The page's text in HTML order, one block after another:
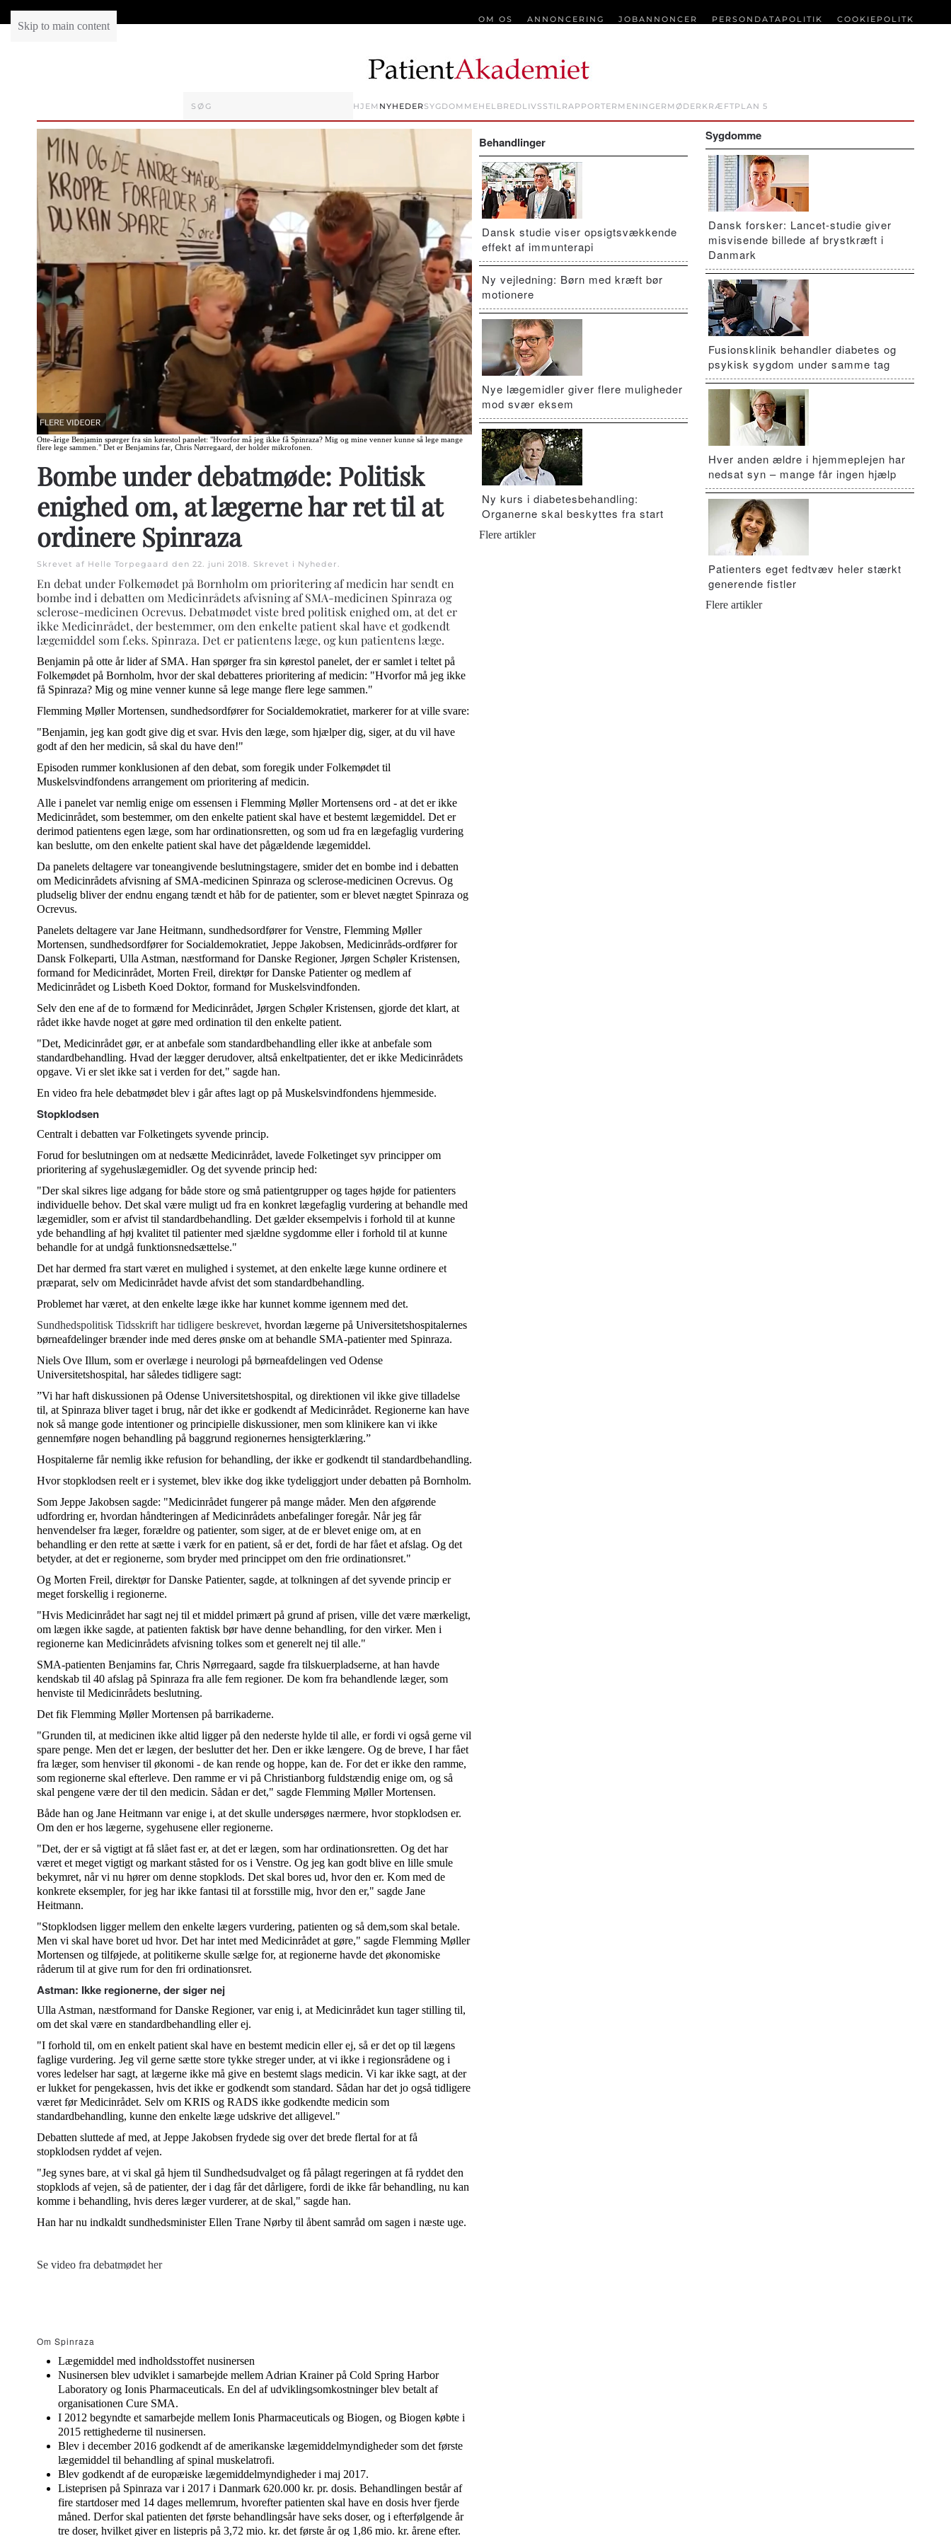
Skip to main content
OM OS ANNONCERING JOBANNONCER PERSONDATAPOLITIK COOKIEPOLITK
HJEM NYHEDERSYGDOMMEHELBREDLIVSSTILRAPPORTER MENINGER MØDER KRÆFTPLAN 5
Otte-årige Benjamin spørger fra sin kørestol panelet: "Hvorfor må jeg ikke få Spinraza? Mig og mine venner kunne så lege mange
flere lege sammen." Det er Benjamins far, Chris Nørregaard, der holder mikrofonen.
Bombe under debatmøde: Politisk
enighed om, at lægerne har ret til at
ordinere Spinraza
Skrevet af Helle Torpegaard den 22. juni 2018. Skrevet i Nyheder.
En debat under Folkemødet på Bornholm om prioritering af medicin har sendt en
bombe ind i debatten om Medicinrådets afvisning af SMA-medicinen Spinraza og
sclerose-medicinen Ocrevus. Debatmødet viste bred politisk enighed om, at det er
ikke Medicinrådet, der bestemmer, om den enkelte patient skal have et godkendt
lægemiddel som f.eks. Spinraza. Det er patientens læge, og kun patientens læge.
Benjamin på otte år lider af SMA. Han spørger fra sin kørestol panelet, der er samlet i teltet på
Folkemødet på Bornholm, hvor der skal debatteres prioritering af medicin: "Hvorfor må jeg ikke
få Spinraza? Mig og mine venner kunne så lege mange flere lege sammen."
Flemming Møller Mortensen, sundhedsordfører for Socialdemokratiet, markerer for at ville svare:
"Benjamin, jeg kan godt give dig et svar. Hvis den læge, som hjælper dig, siger, at du vil have
godt af den her medicin, så skal du have den!"
Episoden rummer konklusionen af den debat, som foregik under Folkemødet til
Muskelsvindfondens arrangement om prioritering af medicin.
Alle i panelet var nemlig enige om essensen i Flemming Møller Mortensens ord - at det er ikke
Medicinrådet, som bestemmer, om den enkelte patient skal have et bestemt lægemiddel. Det er
derimod patientens egen læge, som har ordinationsretten, og som ud fra en lægefaglig vurdering
kan beslutte, om den enkelte patient skal have det pågældende lægemiddel.
Da panelets deltagere var toneangivende beslutningstagere, smider det en bombe ind i debatten
om Medicinrådets afvisning af SMA-medicinen Spinraza og sclerose-medicinen Ocrevus. Og
pludselig bliver der endnu engang tændt et håb for de patienter, som er blevet nægtet Spinraza og
Ocrevus.
Panelets deltagere var Jane Heitmann, sundhedsordfører for Venstre, Flemming Møller
Mortensen, sundhedsordfører for Socialdemokratiet, Jeppe Jakobsen, Medicinråds-ordfører for
Dansk Folkeparti, Ulla Astman, næstformand for Danske Regioner, Jørgen Schøler Kristensen,
formand for Medicinrådet, Morten Freil, direktør for Danske Patienter og medlem af
Medicinrådet og Lisbeth Koed Doktor, formand for Muskelsvindfonden.
Selv den ene af de to formænd for Medicinrådet, Jørgen Schøler Kristensen, gjorde det klart, at
rådet ikke havde noget at gøre med ordination til den enkelte patient.
"Det, Medicinrådet gør, er at anbefale som standardbehandling eller ikke at anbefale som
standardbehandling. Hvad der lægger derudover, altså enkeltpatienter, det er ikke Medicinrådets
opgave. Vi er slet ikke sat i verden for det," sagde han.
En video fra hele debatmødet blev i går aftes lagt op på Muskelsvindfondens hjemmeside.
Stopklodsen
Centralt i debatten var Folketingets syvende princip.
Forud for beslutningen om at nedsætte Medicinrådet, lavede Folketinget syv principper om
prioritering af sygehuslægemidler. Og det syvende princip hed:
"Der skal sikres lige adgang for både store og små patientgrupper og tages højde for patienters
individuelle behov. Det skal være muligt ud fra en konkret lægefaglig vurdering at behandle med
lægemidler, som er afvist til standardbehandling. Det gælder eksempelvis i forhold til at kunne
yde behandling af høj kvalitet til patienter med sjældne sygdomme eller i forhold til at kunne
behandle for at undgå funktionsnedsættelse."
Det har dermed fra start været en mulighed i systemet, at den enkelte læge kunne ordinere et
præparat, selv om Medicinrådet havde afvist det som standardbehandling.
Problemet har været, at den enkelte læge ikke har kunnet komme igennem med det.
Sundhedspolitisk Tidsskrift har tidligere beskrevet, hvordan lægerne på Universitetshospitalernes
børneafdelinger brænder inde med deres ønske om at behandle SMA-patienter med Spinraza.
Niels Ove Illum, som er overlæge i neurologi på børneafdelingen ved Odense
Universitetshospital, har således tidligere sagt:
”Vi har haft diskussionen på Odense Universitetshospital, og direktionen vil ikke give tilladelse
til, at Spinraza bliver taget i brug, når det ikke er godkendt af Medicinrådet. Regionerne kan have
nok så mange gode intentioner og principielle diskussioner, men som klinikere kan vi ikke
gennemføre nogen behandling på baggrund regionernes hensigterklæring.”
Hospitalerne får nemlig ikke refusion for behandling, der ikke er godkendt til standardbehandling.
Hvor stopklodsen reelt er i systemet, blev ikke dog ikke tydeliggjort under debatten på Bornholm.
Som Jeppe Jakobsen sagde: "Medicinrådet fungerer på mange måder. Men den afgørende
udfordring er, hvordan håndteringen af Medicinrådets anbefalinger foregår. Når jeg får
henvendelser fra læger, forældre og patienter, som siger, at de er blevet enige om, at en
behandling er den rette at sætte i værk for en patient, så er det, fordi de har fået et afslag. Og det
betyder, at det er regionerne, som bryder med princippet om den frie ordinationsret."
Og Morten Freil, direktør for Danske Patienter, sagde, at tolkningen af det syvende princip er
meget forskellig i regionerne.
"Hvis Medicinrådet har sagt nej til et middel primært på grund af prisen, ville det være mærkeligt,
om lægen ikke sagde, at patienten faktisk bør have denne behandling, for den virker. Men i
regionerne kan Medicinrådets afvisning tolkes som et generelt nej til alle."
SMA-patienten Benjamins far, Chris Nørregaard, sagde fra tilskuerpladserne, at han havde
kendskab til 40 afslag på Spinraza fra alle fem regioner. De kom fra behandlende læger, som
henviste til Medicinrådets beslutning.
Det fik Flemming Møller Mortensen på barrikaderne.
"Grunden til, at medicinen ikke altid ligger på den nederste hylde til alle, er fordi vi også gerne vil
spare penge. Men det er lægen, der beslutter det her. Den er ikke længere. Og de breve, I har fået
fra læger, som henviser til økonomi - de kan rende og hoppe, kan de. For det er ikke den ramme,
som regionerne skal efterleve. Den ramme er vi på Christianborg fuldstændig enige om, og så
skal pengene være der til den medicin. Sådan er det," sagde Flemming Møller Mortensen.
Både han og Jane Heitmann var enige i, at det skulle undersøges nærmere, hvor stopklodsen er.
Om den er hos lægerne, sygehusene eller regionerne.
"Det, der er så vigtigt at få slået fast er, at det er lægen, som har ordinationsretten. Og det har
været et meget vigtigt og markant ståsted for os i Venstre. Og jeg kan godt blive en lille smule
bekymret, når vi nu hører om denne stopklods. Det skal bores ud, hvor den er. Kom med de
konkrete eksempler, for jeg har ikke fantasi til at forsstille mig, hvor den er," sagde Jane
Heitmann.
"Stopklodsen ligger mellem den enkelte lægers vurdering, patienten og så dem,som skal betale.
Men vi skal have boret ud hvor. Det har intet med Medicinrådet at gøre," sagde Flemming Møller
Mortensen og tilføjede, at politikerne skulle sælge for, at regionerne havde det økonomiske
råderum til at give rum for den fri ordinationsret.
Astman: Ikke regionerne, der siger nej
Ulla Astman, næstformand for Danske Regioner, var enig i, at Medicinrådet kun tager stilling til,
om det skal være en standardbehandling eller ej.
"I forhold til, om en enkelt patient skal have en bestemt medicin eller ej, så er det op til lægens
faglige vurdering. Jeg vil gerne sætte store tykke streger under, at vi ikke i regionsrådene og i
vores ledelser har sagt, at lægerne ikke må give en bestemt slags medicin. Vi kar ikke sagt, at der
er lukket for pengekassen, hvis det ikke er godkendt som standard. Sådan har det jo også tidligere
været før Medicinrådet. Selv om KRIS og RADS ikke godkendte medicin som
standardbehandling, kunne den enkelte læge udskrive det alligevel."
Debatten sluttede af med, at Jeppe Jakobsen frydede sig over det brede flertal for at få
stopklodsen ryddet af vejen.
"Jeg synes bare, at vi skal gå hjem til Sundhedsudvalget og få pålagt regeringen at få ryddet den
stopklods af vejen, så de patienter, der i dag får det dårligere, fordi de ikke får behandling, nu kan
komme i behandling, hvis deres læger vurderer, at de skal," sagde han.
Han har nu indkaldt sundhedsminister Ellen Trane Nørby til åbent samråd om sagen i næste uge.
Se video fra debatmødet her
Om Spinraza
Lægemiddel med indholdsstoffet nusinersen
Nusinersen blev udviklet i samarbejde mellem Adrian Krainer på Cold Spring Harbor
Laboratory og Ionis Pharmaceuticals. En del af udviklingsomkostninger blev betalt af
organisationen Cure SMA.
I 2012 begyndte et samarbejde mellem Ionis Pharmaceuticals og Biogen, og Biogen købte i
2015 rettighederne til nusinersen.
Blev i december 2016 godkendt af de amerikanske lægemiddelmyndigheder som det første
lægemiddel til behandling af spinal muskelatrofi.
Blev godkendt af de europæiske lægemiddelmyndigheder i maj 2017.
Listeprisen på Spinraza var i 2017 i Danmark 620.000 kr. pr. dosis. Behandlingen består af
fire startdoser med 14 dages mellemrum, hvorefter patienten skal have en dosis hver fjerde
måned. Derfor skal patienten det første behandlingsår have seks doser, og i efterfølgende år
tre doser, hvilket giver en listepris på 3,72 mio. kr. det første år og 1,86 mio. kr. årene efter.
Behandlinger
Dansk studie viser opsigtsvækkende
effekt af immunterapi
Ny vejledning: Børn med kræft bør
motionere
Nye lægemidler giver flere muligheder
mod svær eksem
Ny kurs i diabetesbehandling:
Organerne skal beskyttes fra start
Flere artikler
Sygdomme
Dansk forsker: Lancet-studie giver
misvisende billede af brystkræft i
Danmark
Fusionsklinik behandler diabetes og
psykisk sygdom under samme tag
Hver anden ældre i hjemmeplejen har
nedsat syn – mange får ingen hjælp
Patienters eget fedtvæv heler stærkt
generende fistler
Flere artikler